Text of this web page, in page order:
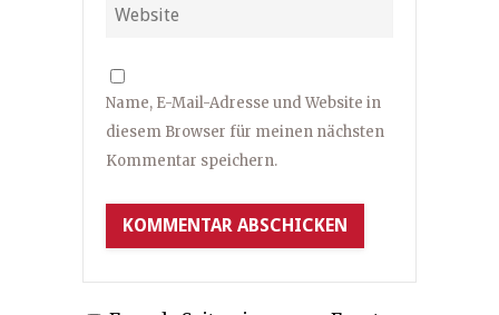
Name, E-Mail-Adresse und Website in
diesem Browser für meinen nächsten
Kommentar speichern.